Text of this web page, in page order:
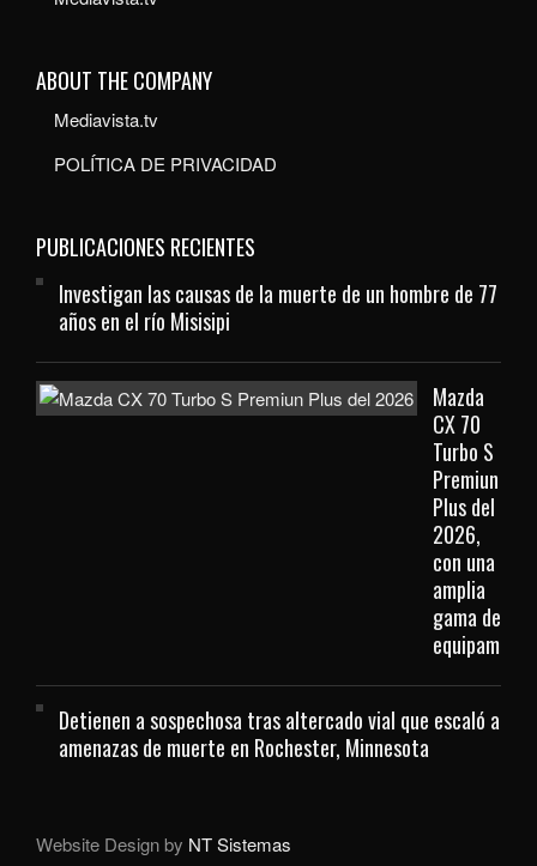
ABOUT THE COMPANY
Mediavista.tv
POLÍTICA DE PRIVACIDAD
PUBLICACIONES RECIENTES
Investigan las causas de la muerte de un hombre de 77
años en el río Misisipi
Mazda
CX 70
Turbo S
Premiun
Plus del
2026,
con una
amplia
gama de
Detienen a sospechosa tras altercado vial que escaló a
amenazas de muerte en Rochester, Minnesota
Website Design by NT Sistemas